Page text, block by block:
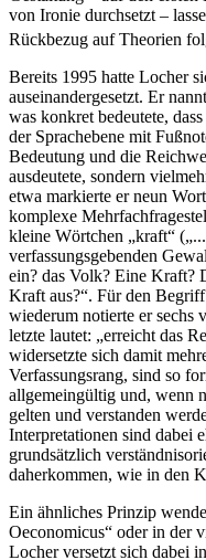
von Ironie durchsetzt –
Rückbezug auf Theorien
Bereits 1995 hatte Locher
auseinandergesetzt. Er
was konkret bedeutete,
der Sprachebene mit
Bedeutung und die
ausdeutete, sondern
etwa markierte er neun
komplexe
kleine Wörtchen „kraft“
verfassungsgebenden
ein? das Volk? Eine Kraft?
Kraft aus?“. Für den
wiederum notierte er sechs
letzte lautet: „erreicht das
widersetzte sich damit
Verfassungsrang, sind so
allgemeingültig und, wenn
gelten und verstanden
Interpretationen sind dabei
grundsätzlich
daherkommen, wie in den
Ein ähnliches Prinzip
Oeconomicus“ oder in der
Locher versetzt sich dabei